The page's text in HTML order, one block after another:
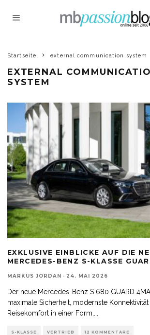
Startseite external communication system
EXTERNAL
SYSTEM
EXKLUSIVE EINBLICKE AUF DIE
MERCEDES-BENZ S-KLASSE
MARKUS JORDAN · 24. MAI 2026
Der neue Mercedes-Benz S 680 GUARD
maximale Sicherheit, modernste
Reisekomfort in einer Form,
S-KLASSE VERTRIEB 12 KOMMENTARE